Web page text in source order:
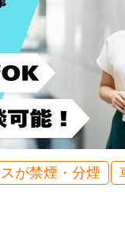
が禁煙・分煙